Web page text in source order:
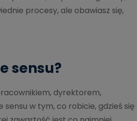
procesy, ale obawiasz się,
sensu?
dyrektorem,
w tym, co robicie, gdzieś się